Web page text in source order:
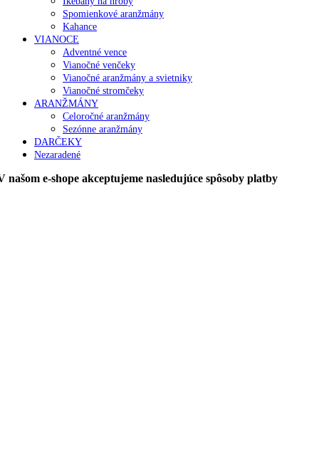
Spomienkové aranžmány
Kahance
VIANOCE
Adventné vence
Vianočné venčeky
Vianočné aranžmány a svietniky
Vianočné stromčeky
ARANŽMÁNY
Celoročné aranžmány
Sezónne aranžmány
DARČEKY
Nezaradené
našom e-shope akceptujeme nasledujúce spôsoby platby